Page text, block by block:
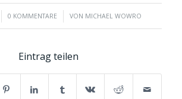
0 KOMMENTARE
/ VON MICHAEL WOWRO
Eintrag teilen